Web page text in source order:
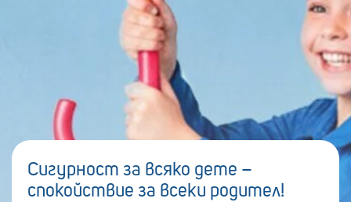
Сигурност за всяко дете –
спокойствие за всеки родител!